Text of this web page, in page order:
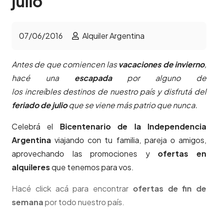
07/06/2016 Alquiler Argentina
Antes de que comiencen lasvacaciones de invierno,
hacé una escapadapor alguno de
los increíbles destinos de nuestro país y disfrutá del
feriado de julioque se viene más patrio que nunca.
Celebrá el Bicentenario de la Independencia
Argentina viajando con tu familia, pareja o amigos,
aprovechando las promociones y ofertas en
alquileresque tenemos para vos.
Hacé click acá para encontrar ofertas de fin de
semanapor todo nuestro país.